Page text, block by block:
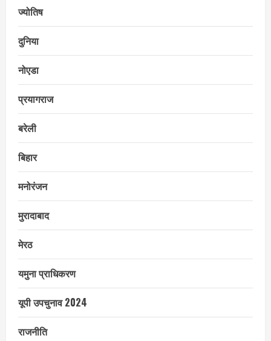
ज्योतिष
दुनिया
नोएडा
प्रयागराज
बरेली
बिहार
मनोरंजन
मुरादाबाद
मेरठ
यमुना प्राधिकरण
यूपी उपचुनाव 2024
राजनीति